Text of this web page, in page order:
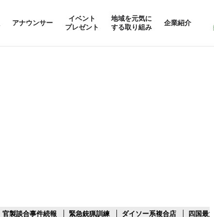
アナウンサー
イベント
プレゼント
地域を元気に
する取り組み
企業紹介
官製談合事件続報 緊急銃猟訓練 ダイソー系複合店 四国最